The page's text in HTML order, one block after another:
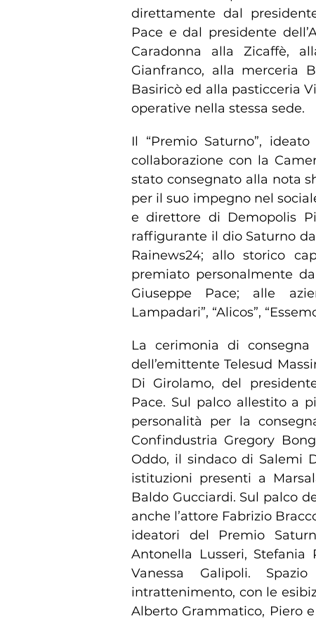
direttamente dal
Pace e dal presidente
Caradonna alla Zicaffè,
Gianfranco, alla merceria
Basiricò ed alla pasticceria
operative nella stessa sede.
Il “Premio Saturno”,
collaborazione con la
stato consegnato alla nota
per il suo impegno nel
e direttore di Demopolis
raffigurante il dio Saturno
Rainews24; allo storico
premiato personalmente
Giuseppe Pace; alle
Lampadari”, “Alicos”,
La cerimonia di
dell’emittente Telesud
Di Girolamo, del
Pace. Sul palco allestito a
personalità per la
Confindustria Gregory
Oddo, il sindaco di Salemi
istituzioni presenti a
Baldo Gucciardi. Sul palco
anche l’attore Fabrizio
ideatori del Premio
Antonella Lusseri, Stefania
Vanessa Galipoli.
intrattenimento, con le
Alberto Grammatico, Piero e